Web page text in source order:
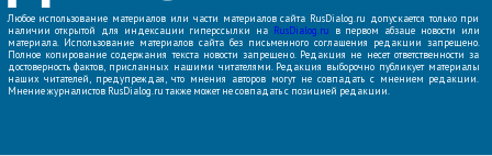
Любое использование материалов или части материалов сайта RusDialog.ru допускается только при
наличии открытой для индексации гиперссылки на RusDialog.ru в первом абзаце новости или
материала. Использование материалов сайта без письменного соглашения редакции запрещено.
Полное копирование содержания текста новости запрещено. Редакция не несет ответственности за
достоверность фактов, присланных нашими читателями. Редакция выборочно публикует материалы
наших читателей, предупреждая, что мнения авторов могут не совпадать с мнением редакции.
Мнение журналистов RusDialog.ru также может не совпадать с позицией редакции.